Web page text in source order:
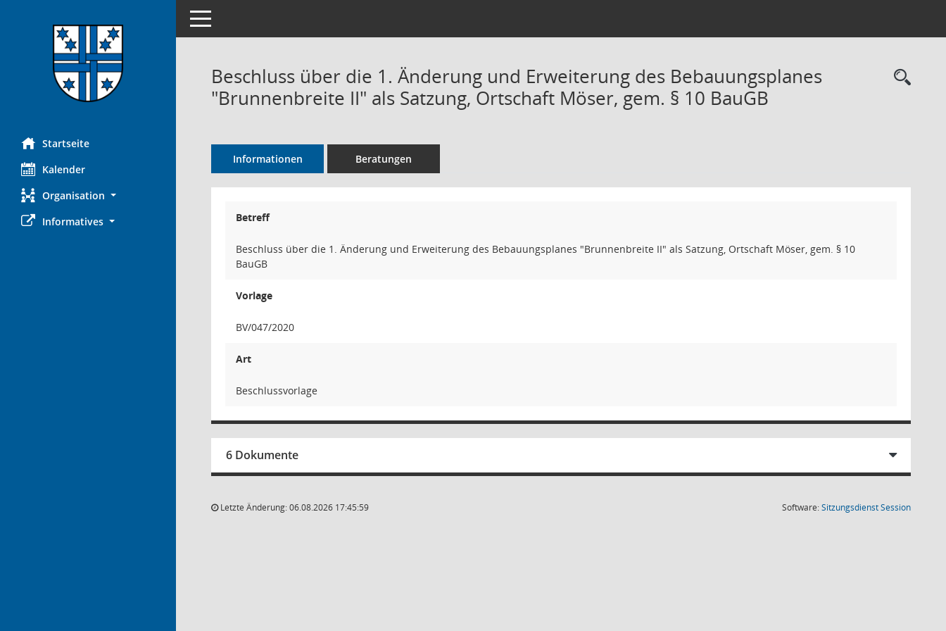
Startseite
Kalender
Organisation
Informatives
Toggle navigation
Beschluss über die 1. Änderung und Erweiterung des Bebauungsplanes
"Brunnenbreite II" als Satzung, Ortschaft Möser, gem. § 10 BauGB
Informationen Beratungen
Betreff
Beschluss über die 1. Änderung und Erweiterung des Bebauungsplanes "Brunnenbreite II" als Satzung, Ortschaft Möser, gem. § 10
BauGB
Vorlage
BV/047/2020
Art
Beschlussvorlage
6 Dokumente
Letzte Änderung: 06.08.2026 17:45:59 Software:SitzungsdienstSession(Wird in